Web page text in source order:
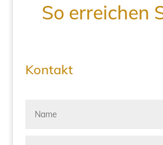
So erreichen
Kontakt